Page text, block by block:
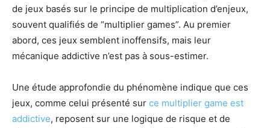
de jeux basés sur le principe de multiplication d’enjeux,
souvent qualifiés de “multiplier games”. Au premier
abord, ces jeux semblent inoffensifs, mais leur
mécanique addictive n’est pas à sous-estimer.
Une étude approfondie du phénomène indique que ces
jeux, comme celui présenté sur ce multiplier game est
addictive, reposent sur une logique de risque et de